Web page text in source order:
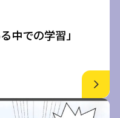
中での学習」